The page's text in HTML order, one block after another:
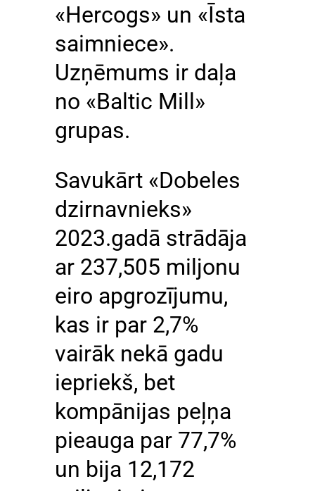
«Hercogs» un «Īsta
saimniece».
Uzņēmums ir daļa
no «Baltic Mill»
grupas.
Savukārt «Dobeles
dzirnavnieks»
2023.gadā strādāja
ar 237,505 miljonu
eiro apgrozījumu,
kas ir par 2,7%
vairāk nekā gadu
iepriekš, bet
kompānijas peļņa
pieauga par 77,7%
un bija 12,172